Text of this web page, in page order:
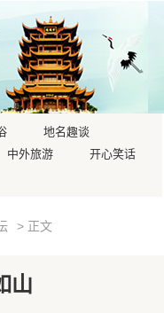
地名趣谈
中外旅游 开心笑话
> 正文
山